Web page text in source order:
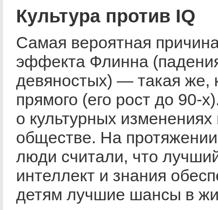
Культура против IQ
Самая вероятная
эффекта Флинна
девяностых) — такая же,
прямого (его рост до 90-
о культурных изменениях
обществе. На
люди считали, что
интеллект и знания
детям лучшие шансы в